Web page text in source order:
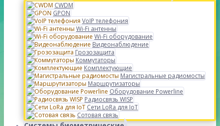
CWDM
GPON
VoIP телефония
Wi-Fi антенны
Wi-Fi оборудование
Видеонаблюдение
Грозозащита
Коммутаторы
Комплектующие
Магистральные радиомосты
Маршрутизаторы
Оборудование Powerline
Радиосвязь WISP
Сети LoRa для IoT
Сотовая связь